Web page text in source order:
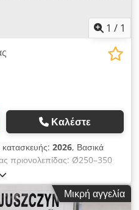
1 / 1
Καλέστε
2026, Βασικά
πριονολεπίδας: Ø250–350
Ø30 mm Διάμετρος
άξονα προπριονιού: Ø20
Αριθμός στροφών κύριας
Μικρή αγγελία